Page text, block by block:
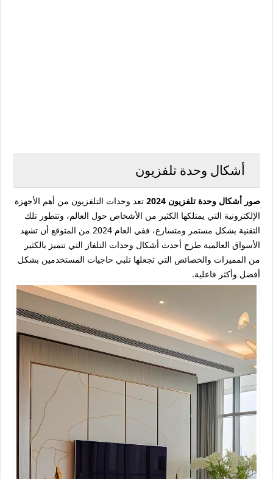
أشكال وحدة تلفزيون
صور أشكال وحدة تلفزيون 2024
تعد وحدات التلفزيون من أهم الأجهزة
الإلكترونية التي يمتلكها الكثير من الأشخاص حول العالم، وتتطور تلك
التقنية بشكل مستمر ومتسارع، ففي العام 2024 من المتوقع أن تشهد
الأسواق العالمية طرح أحدث أشكال وحدات التلفاز التي تتميز بالكثير
من المميزات والخصائص التي تجعلها تلبي حاجيات المستخدمين بشكل
أفضل وأكثر فاعلية.